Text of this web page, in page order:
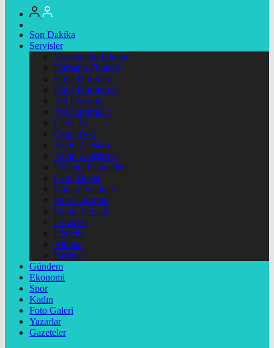
Son Dakika
Servisler
Vizyondaki Filmler
Haftanin Filmleri
Hava Durumu
Hava Durumu 2
Yol Durumu
Yol Durumu 2
Canlı Tv
Canlı Tv 2
Yayın Akışları
Yayın Akışları 2
Nöbetçi Eczaneler
Canlı Borsa
Namaz Vakitleri
Puan Durumu
Kripto Paralar
Dövizler
Hisseler
Altınlar
Pariteler
Gündem
Ekonomi
Spor
Kadın
Foto Galeri
Yazarlar
Gazeteler